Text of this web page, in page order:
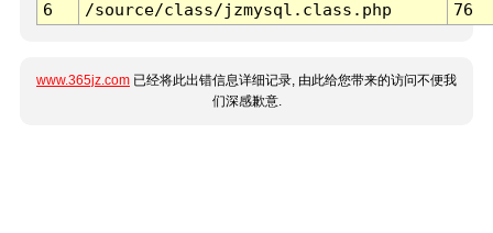
6
/source/class/jzmysql.class.php 76
www.365jz.com 已经将此出错信息详细记录, 由此给您带来的访问不便我
们深感歉意.